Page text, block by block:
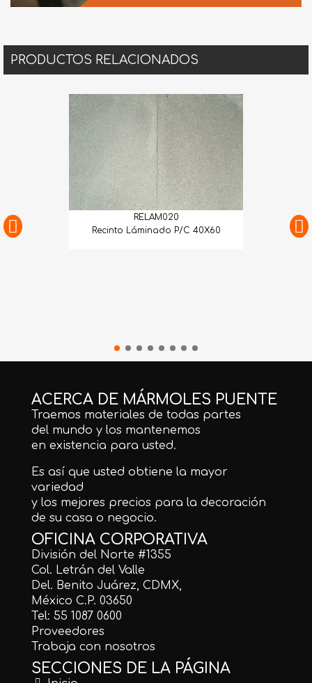
PRODUCTOS RELACIONADOS
RELAM020
Recinto Láminado P/C 40X60
ACERCA DE MÁRMOLES PUENTE
Traemos materiales de todas partes
del mundo y los mantenemos
en existencia para usted.
Es así que usted obtiene la mayor
variedad
y los mejores precios para la decoración
de su casa o negocio.
OFICINA CORPORATIVA
División del Norte #1355
Col. Letrán del Valle
Del. Benito Juárez, CDMX,
México C.P. 03650
Tel: 55 1087 0600
Proveedores
Trabaja con nosotros
SECCIONES DE LA PÁGINA